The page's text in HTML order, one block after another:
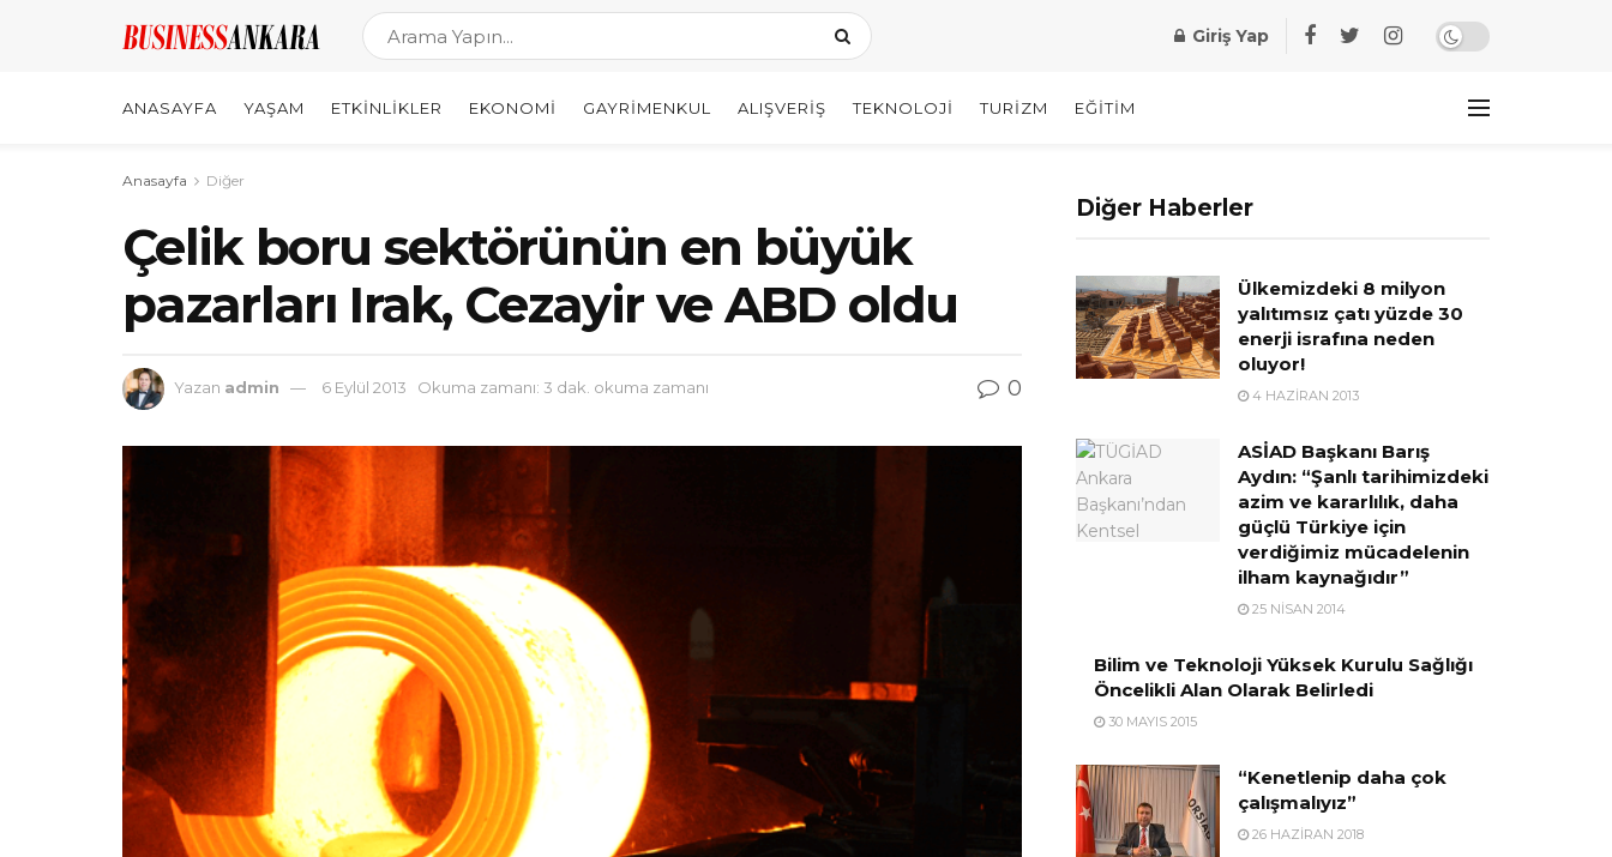
Giriş Yap
ANASAYFA YAŞAM ETKINLIKLER EKONOMI GAYRIMENKUL ALIŞVERIŞ TEKNOLOJI TURIZM EĞITIM
Anasayfa Diğer
Çelik boru sektörünün en büyük
pazarları Irak, Cezayir ve ABD oldu
Yazan admin 6 Eylül 2013 Okuma zamanı: 3 dak. okuma zamanı 0
Diğer Haberler
Ülkemizdeki 8 milyon
yalıtımsız çatı yüzde 30
enerji israfına neden
oluyor!
4 HAZIRAN 2013
ASİAD Başkanı Barış
Aydın: “Şanlı tarihimizdeki
azim ve kararlılık, daha
güçlü Türkiye için
verdiğimiz mücadelenin
ilham kaynağıdır”
25 NISAN 2014
Bilim ve Teknoloji Yüksek Kurulu Sağlığı
Öncelikli Alan Olarak Belirledi
30 MAYIS 2015
“Kenetlenip daha çok
çalışmalıyız”
26 HAZIRAN 2018